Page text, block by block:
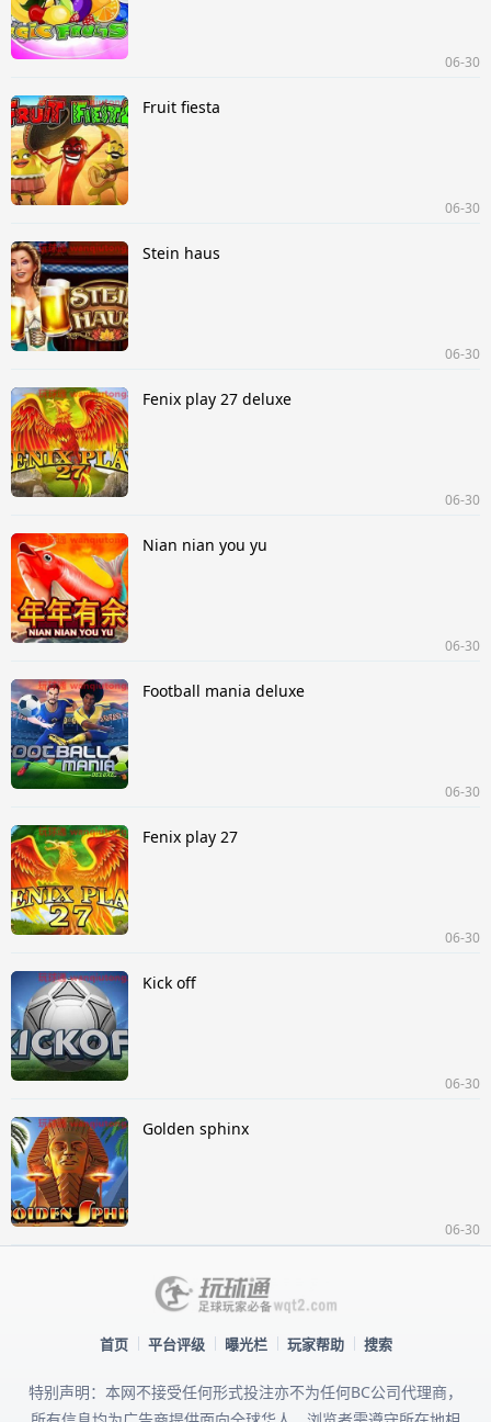
06-30
Fruit fiesta
06-30
Stein haus
06-30
Fenix play 27 deluxe
06-30
Nian nian you yu
06-30
Football mania deluxe
06-30
Fenix play 27
06-30
Kick off
06-30
Golden sphinx
06-30
首页 平台评级 曝光栏 玩家帮助 搜索
特别声明：本网不接受任何形式投注亦不为任何BC公司代理商，